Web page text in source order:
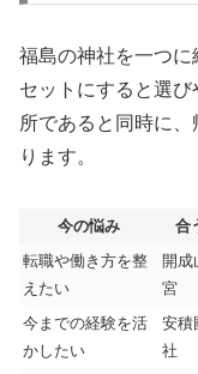
福島の神社を一つ
セットにすると選
所であると同時に
ります。
今の悩み 合
転職や働き方を整
えたい
開成
宮
今までの経験を活
かしたい
安積
社